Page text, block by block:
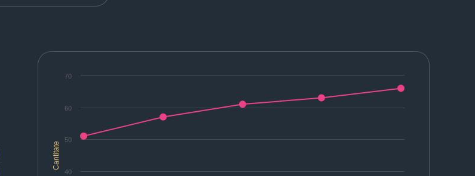
Cantitate
40
50
60
70